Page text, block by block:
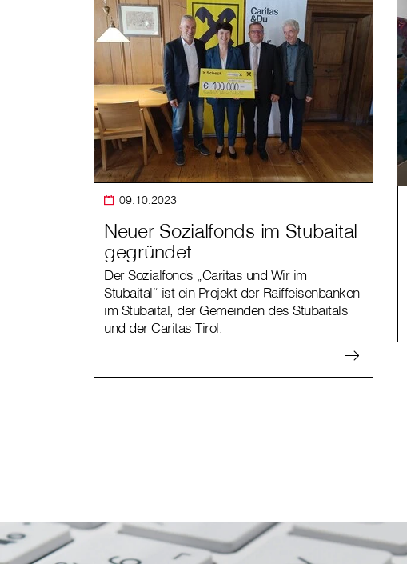
09.10.2023
Neuer Sozialfonds im Stubaital
gegründet
Der Sozialfonds „Caritas und Wir im
Stubaital“ ist ein Projekt der Raiffeisenbanken
im Stubaital, der Gemeinden des Stubaitals
und der Caritas Tirol.